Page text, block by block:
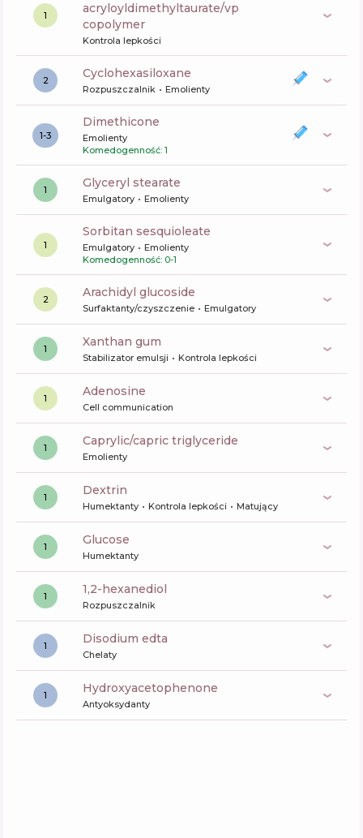
1
acryloyldimethyltaurate/vp
copolymer
Kontrola lepkości
2 cyclohexasiloxane
Rozpuszczalnik Emolienty
1-3
dimethicone
Emolienty
Komedogenność: 1
1 glyceryl stearate
Emulgatory Emolienty
1
sorbitan sesquioleate
Emulgatory
Emolienty
Komedogenność: 0-1
2 arachidyl glucoside
Surfaktanty/czyszczenie Emulgatory
1 xanthan gum
Stabilizator emulsji Kontrola lepkości
1 Adenosine
Cell communication
1 caprylic/capric triglyceride
Emolienty
1 dextrin
Humektanty Kontrola lepkości Matujący
1 glucose
Humektanty
1 1,2-hexanediol
Rozpuszczalnik
1 disodium edta
Chelaty
1 Hydroxyacetophenone
Antyoksydanty